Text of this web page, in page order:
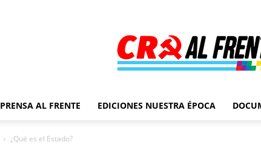
Al
PRENSA AL FRENTE EDICIONES NUESTRA ÉPOCA
¿Qué es el Estado?